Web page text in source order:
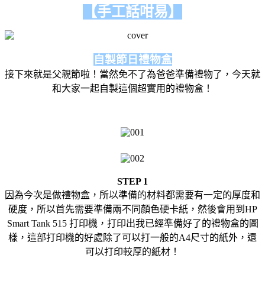
【手工話咁易】
自製節日禮物盒
接下來就是父親節啦！當然免不了為爸爸準備禮物了，今天就
和大家一起自製這個超實用的禮物盒！
STEP 1
因為今次是做禮物盒，所以準備的材料都需要有一定的厚度和
硬度，所以首先需要準備兩不同顏色硬卡紙，然後會用到HP
Smart Tank 515 打印機，打印出我已經準備好了的禮物盒的圖
樣，這部打印機的好處除了可以打一般的A4尺寸的紙外，還
可以打印較厚的紙材！